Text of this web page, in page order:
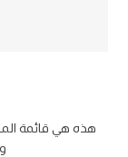
هذه هي قائمة